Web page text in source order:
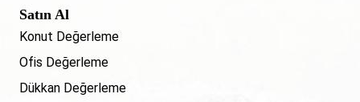
Satın Al
Konut Değerleme
Ofis Değerleme
Dükkan Değerleme